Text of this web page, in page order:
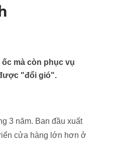
mà còn phục vụ
"đổi gió".
3 năm. Ban đầu xuất
cửa hàng lớn hơn ở